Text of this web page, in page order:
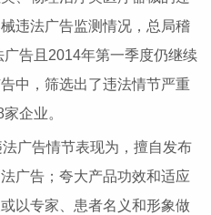
违法广告监测情况，总局稽
告且2014年第一季度仍继续
中，筛选出了违法情节严重
企业。
告情节表现为，擅自发布
广告；夸大产品功效和适应
以专家、患者名义和形象做